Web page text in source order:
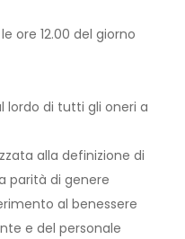
ore 12.00 del giorno
lordo di tutti gli oneri a
alla definizione di
parità di genere
al benessere
e del personale